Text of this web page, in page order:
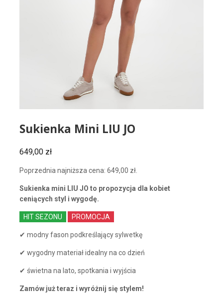
Sukienka Mini LIU JO
649,00 zł
Poprzednia najniższa cena: 649,00 zł.
Sukienka mini LIU JO to propozycja dla kobiet
ceniących styl i wygodę.
HIT SEZONU PROMOCJA
✔ modny fason podkreślający sylwetkę
✔ wygodny materiał idealny na co dzień
✔ świetna na lato, spotkania i wyjścia
Zamów już teraz i wyróżnij się stylem!